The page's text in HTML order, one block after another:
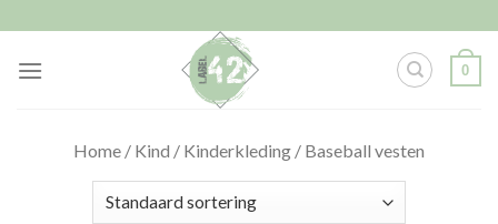
content
0
Home / Kind / Kinderkleding / Baseball vesten